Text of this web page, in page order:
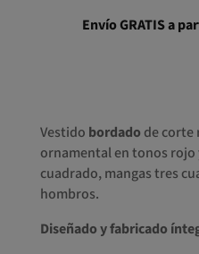
325,00€.
Envío GRATIS a
Vestido bordado de corte
ornamental en tonos rojo
cuadrado, mangas tres
hombros.
Diseñado y fabricado